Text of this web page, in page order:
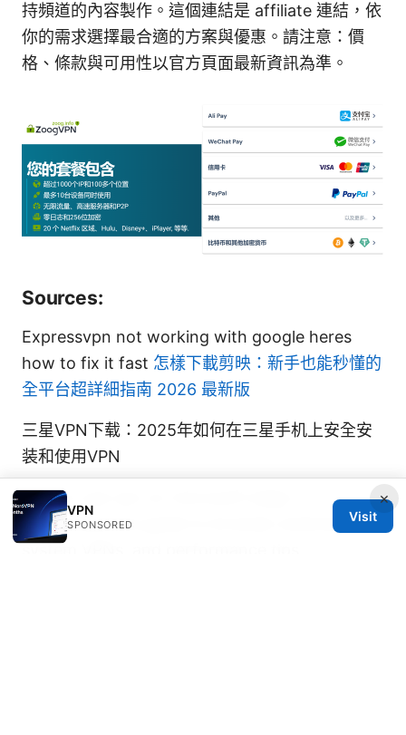
持頻道的內容製作。這個連結是 affiliate 連結，依
你的需求選擇最合適的方案與優惠。請注意：價
格、條款與可用性以官方頁面最新資訊為準。
Sources:
Expressvpn not working with google heres
how to fix it fast 怎樣下載剪映：新手也能秒懂的
全平台超詳細指南 2026 最新版
三星VPN下载：2025年如何在三星手机上安全安
装和使用VPN
How to use vpn on microsoft edge: a
comprehensive guide to browser extensions,
system VPNs, and performance tips
×
VPN
SPONSORED
Visit